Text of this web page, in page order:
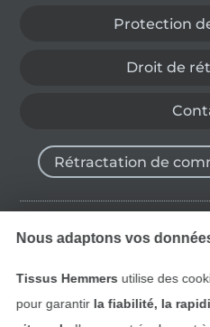
Protection
Droit de
Rétractation de
Trouvez
Nous adaptons vos
Tissus Hemmers utilise des
pour garantir la fiabilité, la